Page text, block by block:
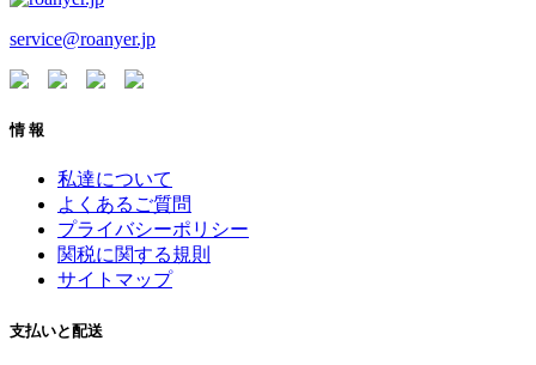
service@roanyer.jp
情 報
私達について
よくあるご質問
プライバシーポリシー
関税に関する規則
サイトマップ
支払いと配送